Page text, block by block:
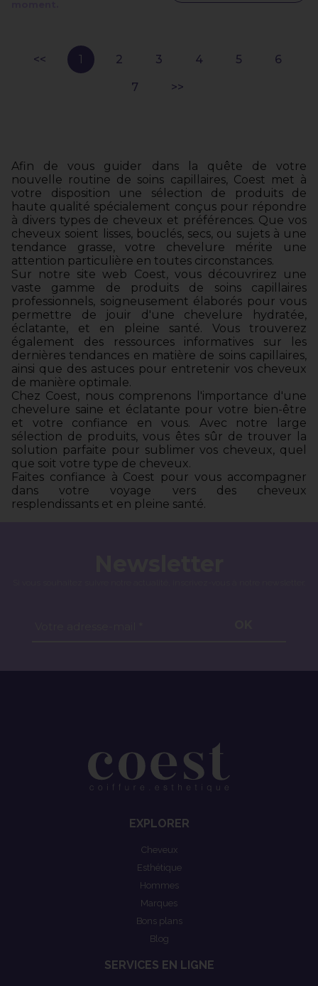
1 2 3 4 5 6
7
Afin de vous guider dans la quête de votre
nouvelle routine de soins capillaires, Coest met à
votre disposition une sélection de produits de
haute qualité spécialement conçus pour répondre
à divers types de cheveux et préférences. Que vos
cheveux soient lisses, bouclés, secs, ou sujets à une
tendance grasse, votre chevelure mérite une
attention particulière en toutes circonstances.
Sur notre site web Coest, vous découvrirez une
vaste gamme de produits de soins capillaires
professionnels, soigneusement élaborés pour vous
permettre de jouir d'une chevelure hydratée,
éclatante, et en pleine santé. Vous trouverez
également des ressources informatives sur les
dernières tendances en matière de soins capillaires,
ainsi que des astuces pour entretenir vos cheveux
de manière optimale.
Chez Coest, nous comprenons l'importance d'une
chevelure saine et éclatante pour votre bien-être
et votre confiance en vous. Avec notre large
sélection de produits, vous êtes sûr de trouver la
solution parfaite pour sublimer vos cheveux, quel
que soit votre type de cheveux.
Faites confiance à Coest pour vous accompagner
dans votre voyage vers des cheveux
resplendissants et en pleine santé.
EXPLORER
Cheveux
Esthétique
Hommes
Marques
Bons plans
Blog
SERVICES EN LIGNE